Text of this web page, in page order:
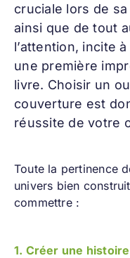
cruciale lors de
ainsi que de tout
l’attention, incite
une première
livre. Choisir un
couverture est
réussite de votre
Toute la pertinence
univers bien
commettre :
1. Créer une